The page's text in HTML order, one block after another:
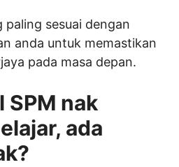
paling sesuai dengan
anda untuk memastikan
pada masa depan.
SPM nak
ada